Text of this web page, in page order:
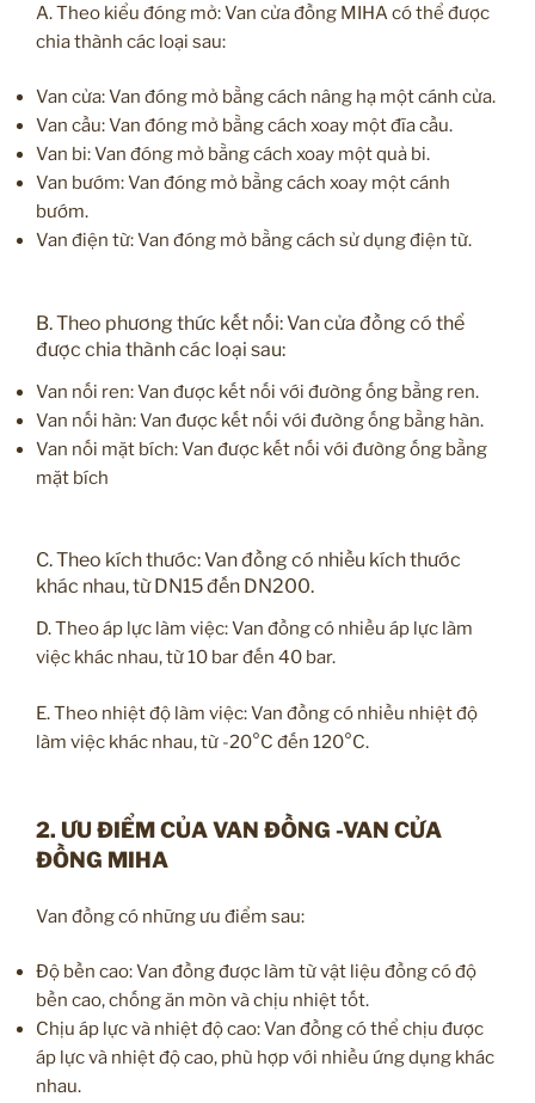
A. Theo kiểu đóng mở: Van cửa đồng MIHA có thể được
chia thành các loại sau:
Van cửa: Van đóng mở bằng cách nâng hạ một cánh cửa.
Van cầu: Van đóng mở bằng cách xoay một đĩa cầu.
Van bi: Van đóng mở bằng cách xoay một quả bi.
Van bướm: Van đóng mở bằng cách xoay một cánh
bướm.
Van điện từ: Van đóng mở bằng cách sử dụng điện từ.
B. Theo phương thức kết nối: Van cửa đồng có thể
được chia thành các loại sau:
Van nối ren: Van được kết nối với đường ống bằng ren.
Van nối hàn: Van được kết nối với đường ống bằng hàn.
Van nối mặt bích: Van được kết nối với đường ống bằng
mặt bích
C. Theo kích thước: Van đồng có nhiều kích thước
khác nhau, từ DN15 đến DN200.
D. Theo áp lực làm việc: Van đồng có nhiều áp lực làm
việc khác nhau, từ 10 bar đến 40 bar.
E. Theo nhiệt độ làm việc: Van đồng có nhiều nhiệt độ
làm việc khác nhau, từ -20°C đến 120°C.
2. ƯU ĐIỂM CỦA VAN ĐỒNG -VAN CỬA
ĐỒNG MIHA
Van đồng có những ưu điểm sau:
Độ bền cao: Van đồng được làm từ vật liệu đồng có độ
bền cao, chống ăn mòn và chịu nhiệt tốt.
Chịu áp lực và nhiệt độ cao: Van đồng có thể chịu được
áp lực và nhiệt độ cao, phù hợp với nhiều ứng dụng khác
nhau.